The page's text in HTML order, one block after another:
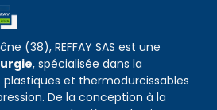
(38), REFFAY SAS est une
, spécialisée dans la
et thermodurcissables
De la conception à la